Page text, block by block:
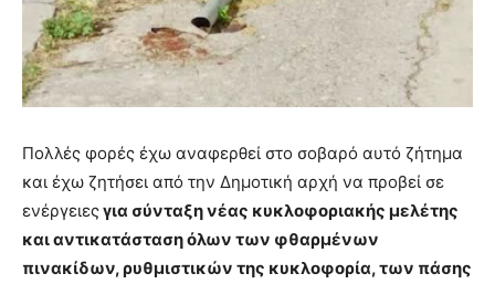
Πολλές φορές έχω αναφερθεί στο σοβαρό αυτό ζήτημα
και έχω ζητήσει από την Δημοτική αρχή να προβεί σε
ενέργειεςγια σύνταξη νέας κυκλοφοριακής μελέτης
και αντικατάσταση όλων των φθαρμένων
πινακίδων, ρυθμιστικών της κυκλοφορία, των πάσης